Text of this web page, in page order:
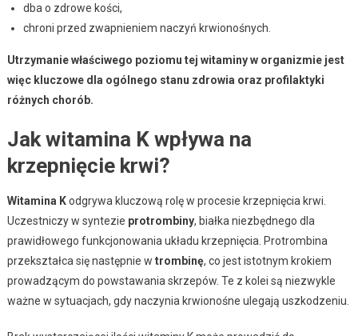
dba o zdrowe kości,
chroni przed zwapnieniem naczyń krwionośnych.
Utrzymanie właściwego poziomu tej witaminy w organizmie jest
więc kluczowe dla ogólnego stanu zdrowia oraz profilaktyki
różnych chorób.
Jak witamina K wpływa na
krzepnięcie krwi?
Witamina Kodgrywa kluczową rolę w procesie krzepnięcia krwi.
Uczestniczy w syntezie protrombiny, białka niezbędnego dla
prawidłowego funkcjonowania układu krzepnięcia. Protrombina
przekształca się następnie w trombinę, co jest istotnym krokiem
prowadzącym do powstawania skrzepów. Te z kolei są niezwykle
ważne w sytuacjach, gdy naczynia krwionośne ulegają uszkodzeniu.